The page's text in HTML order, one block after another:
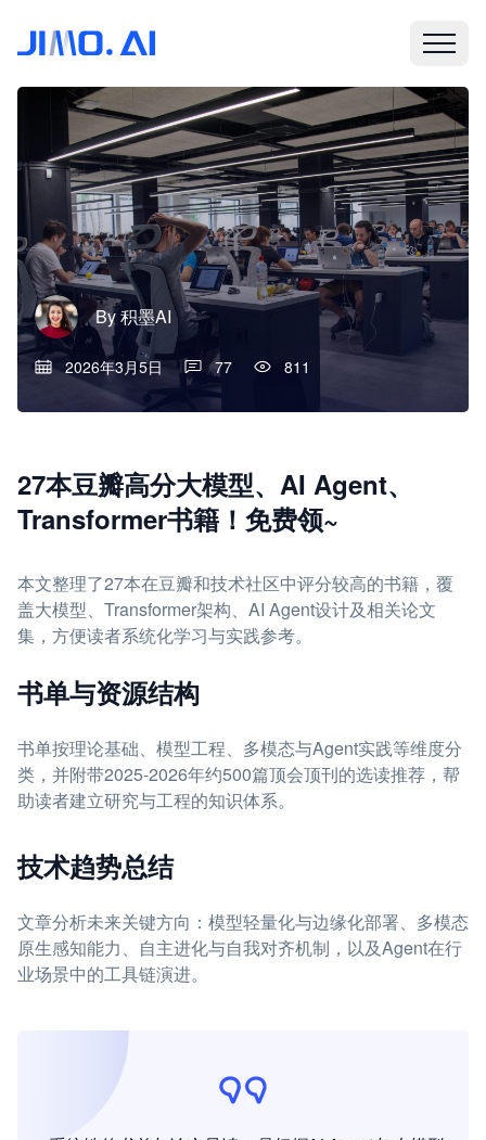
By积墨AI
2026年3月5日 77 811
27本豆瓣高分大模型、AI Agent、
Transformer书籍！免费领~
本文整理了27本在豆瓣和技术社区中评分较高的书籍，覆
盖大模型、Transformer架构、AI Agent设计及相关论文
集，方便读者系统化学习与实践参考。
书单与资源结构
书单按理论基础、模型工程、多模态与Agent实践等维度分
类，并附带2025-2026年约500篇顶会顶刊的选读推荐，帮
助读者建立研究与工程的知识体系。
技术趋势总结
文章分析未来关键方向：模型轻量化与边缘化部署、多模态
原生感知能力、自主进化与自我对齐机制，以及Agent在行
业场景中的工具链演进。